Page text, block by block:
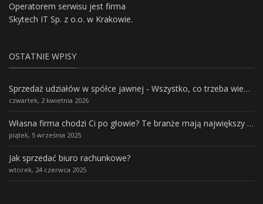
Operatorem serwisu jest firma
Skytech IT Sp. z o.o. w Krakowie.
OSTATNIE WPISY
Sprzedaż udziałów w spółce jawnej - Wszystko, co trzeba wiedzieć.
czwartek, 2 kwietnia 2026
Własna firma chodzi Ci po głowie? Te branże mają największy potencjał rozwoju
piątek, 5 września 2025
Jak sprzedać biuro rachunkowe?
wtorek, 24 czerwca 2025